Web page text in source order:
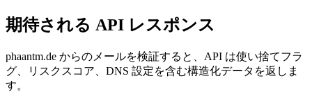
期待される API レスポンス
phaantm.de からのメールを検証すると、API は使い捨てフラ
グ、リスクスコア、DNS 設定を含む構造化データを返しま
す。